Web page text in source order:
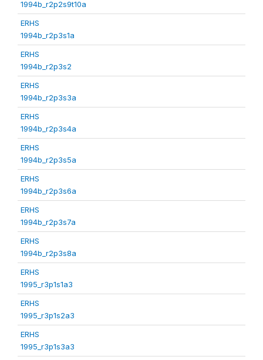
1994b_r2p2s9t10a
ERHS
1994b_r2p3s1a
ERHS
1994b_r2p3s2
ERHS
1994b_r2p3s3a
ERHS
1994b_r2p3s4a
ERHS
1994b_r2p3s5a
ERHS
1994b_r2p3s6a
ERHS
1994b_r2p3s7a
ERHS
1994b_r2p3s8a
ERHS
1995_r3p1s1a3
ERHS
1995_r3p1s2a3
ERHS
1995_r3p1s3a3